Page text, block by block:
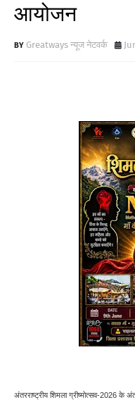
आयोजन
Greatways न्यूज नेटवर्क
अंतरराष्ट्रीय शिमला ग्रीष्मोत्सव-2026 के